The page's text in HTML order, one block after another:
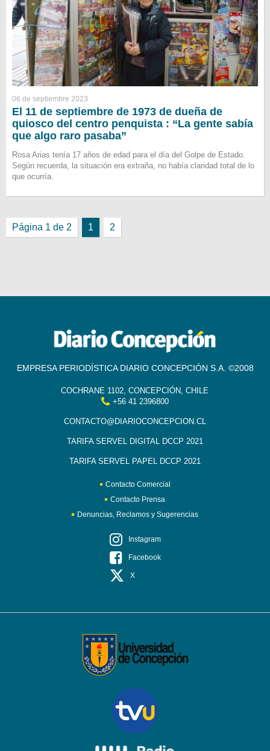
06 de septiembre 2023
El 11 de septiembre de 1973 de dueña de
quiosco del centro penquista : “La gente sabía
que algo raro pasaba”
Rosa Arias tenía 17 años de edad para el día del Golpe de Estado.
Según recuerda, la situación era extraña, no había claridad total de lo
que ocurría.
Página 1 de 2 1 2
EMPRESA PERIODÍSTICA DIARIO CONCEPCIÓN S.A. ©2008
COCHRANE 1102, CONCEPCIÓN, CHILE
+56 41 2396800
CONTACTO@DIARIOCONCEPCION.CL
TARIFA SERVEL DIGITAL DCCP 2021
TARIFA SERVEL PAPEL DCCP 2021
Contacto Comercial
Contacto Prensa
Denuncias, Reclamos y Sugerencias
Instagram
Facebook
X